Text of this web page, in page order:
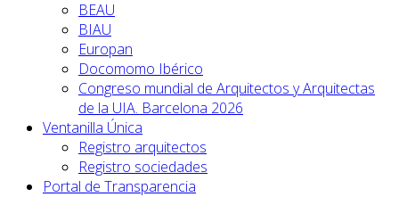
BEAU
BIAU
Europan
Docomomo Ibérico
Congreso mundial de Arquitectos y Arquitectas
de la UIA. Barcelona 2026
Ventanilla Única
Registro arquitectos
Registro sociedades
Portal de Transparencia